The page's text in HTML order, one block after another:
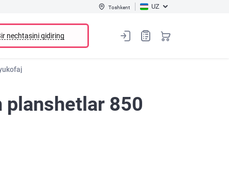
Toshkent UZ
nechtasini qidiring
planshetlar 850